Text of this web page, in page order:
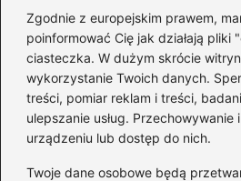
Zgodnie z europejskim prawem,
poinformować Cię jak działają pliki
ciasteczka. W dużym skrócie
wykorzystanie Twoich danych.
treści, pomiar reklam i treści,
ulepszanie usług. Przechowywanie
urządzeniu lub dostęp do nich.
Twoje dane osobowe będą
sylwetkę w
Idealny
go do